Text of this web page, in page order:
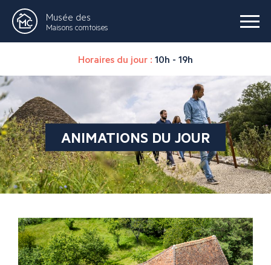
Musée des
Maisons comtoises
Horaires du jour : 10h - 19h
ANIMATIONS DU JOUR